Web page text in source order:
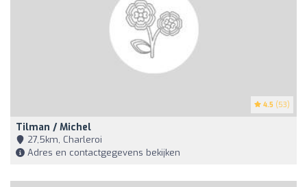
4.5 (53)
Tilman / Michel
27,5km, Charleroi
Adres en contactgegevens bekijken